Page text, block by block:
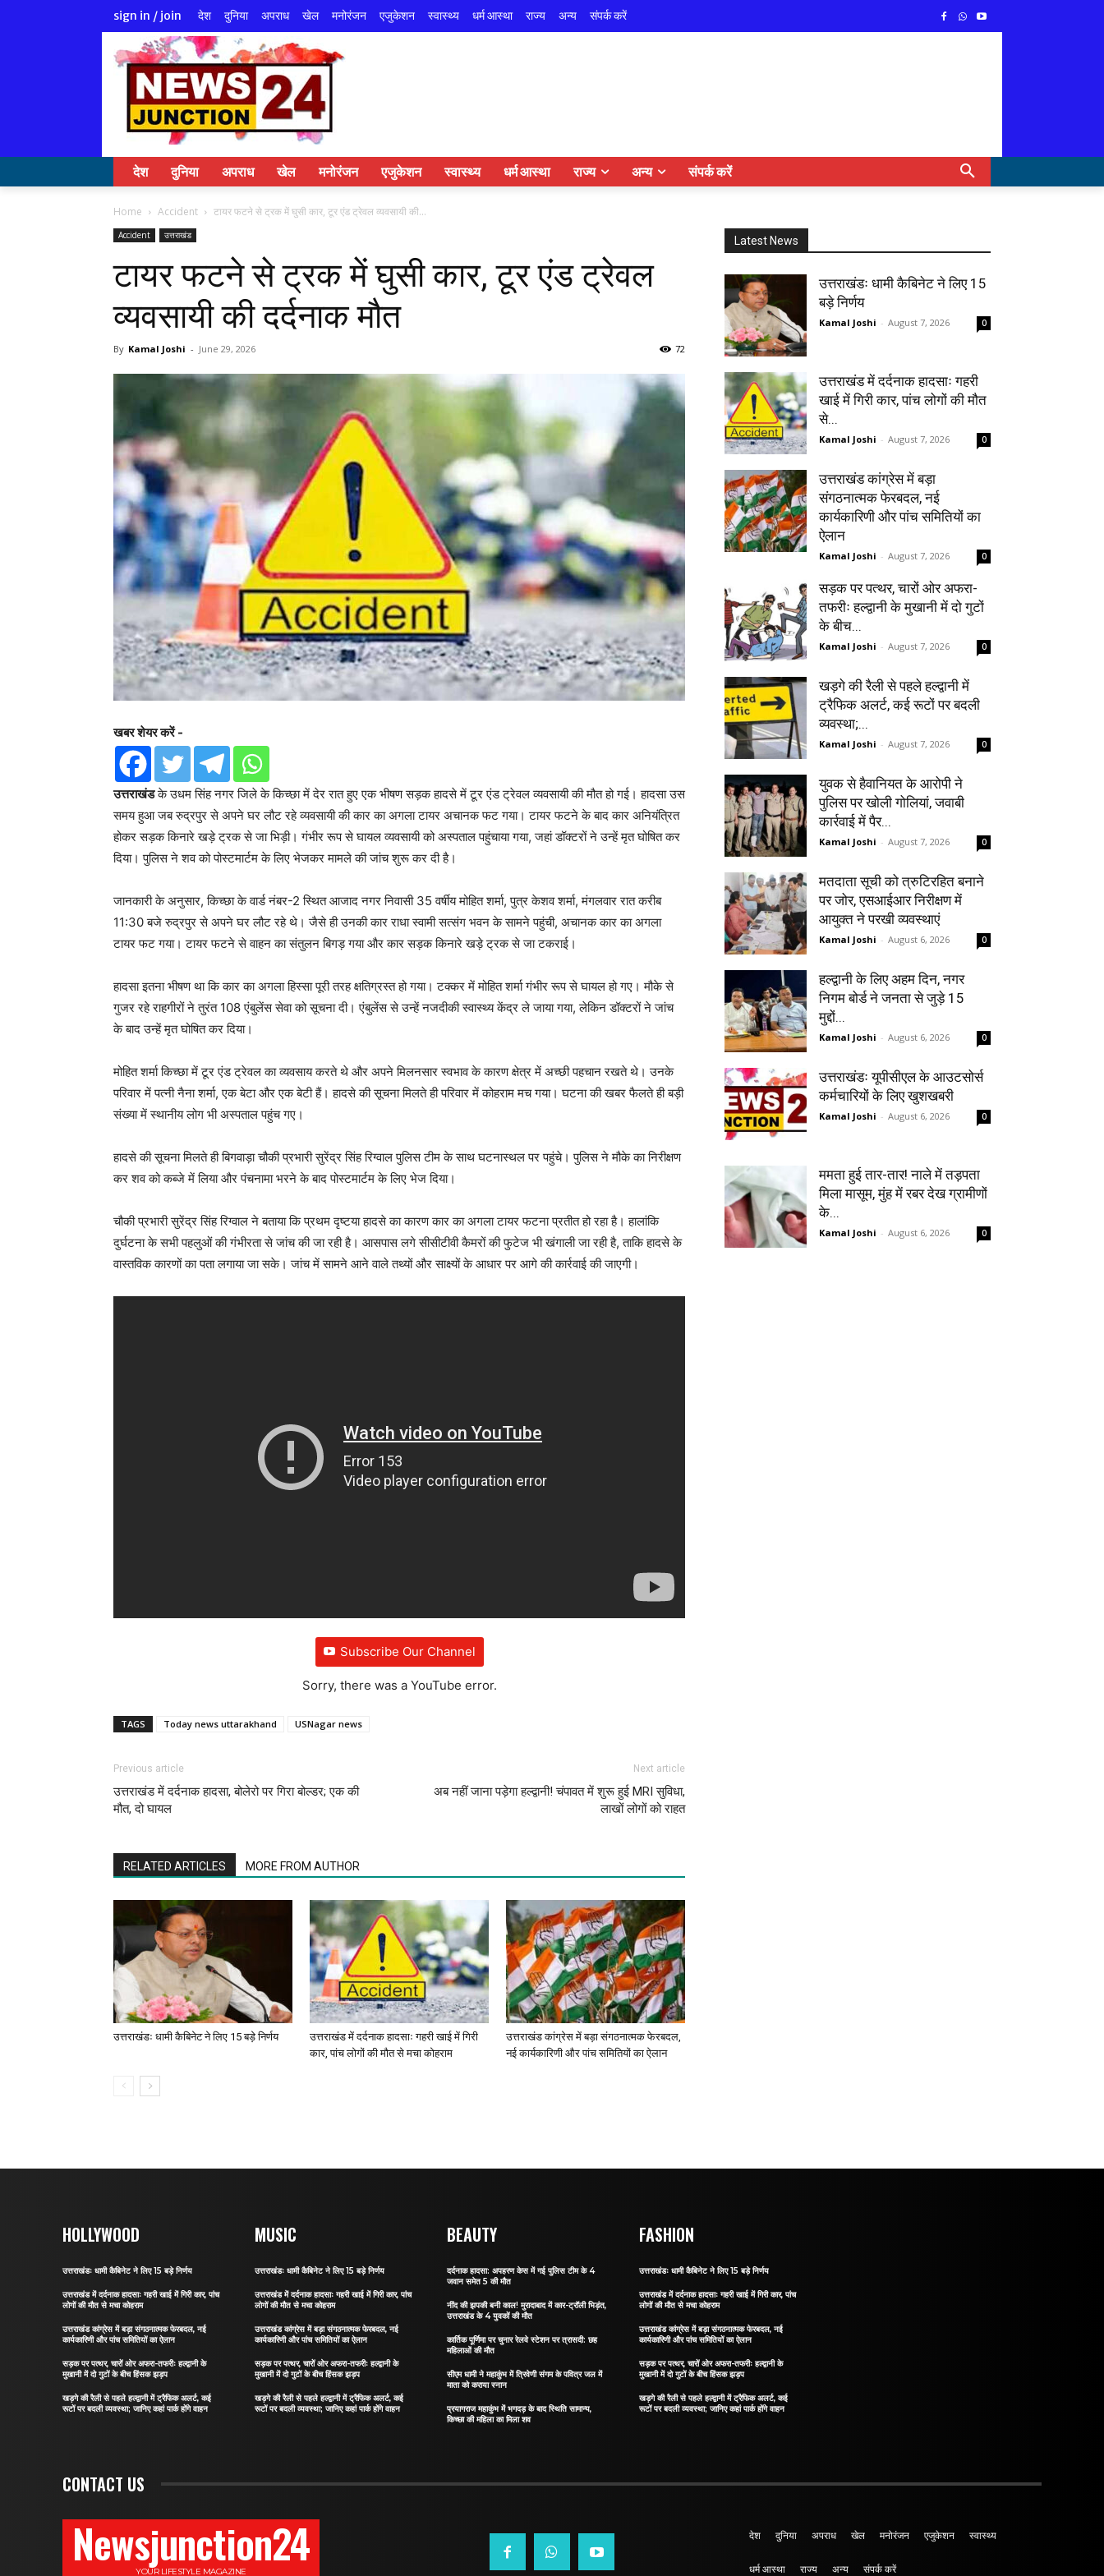
sign in / join देश दुनिया अपराध खेल मनोरंजन एजुकेशन स्वास्थ्य धर्म आस्था राज्य अन्य संपर्क करें
देश दुनिया अपराध खेल मनोरंजन एजुकेशन स्वास्थ्य धर्म आस्था राज्य अन्य संपर्क करें
Home Accident टायर फटने से ट्रक में घुसी कार, टूर एंड ट्रेवल व्यवसायी की...
Accident उत्तराखंड
टायर फटने से ट्रक में घुसी कार, टूर एंड ट्रेवल
व्यवसायी की दर्दनाक मौत
By Kamal Joshi - June 29, 2026 72
खबर शेयर करें -
उत्तराखंडके उधम सिंह नगर जिले के किच्छा में देर रात हुए एक भीषण सड़क हादसे में टूर एंड ट्रेवल व्यवसायी की मौत हो गई। हादसा उस
समय हुआ जब रुद्रपुर से अपने घर लौट रहे व्यवसायी की कार का अगला टायर अचानक फट गया। टायर फटने के बाद कार अनियंत्रित
होकर सड़क किनारे खड़े ट्रक से जा भिड़ी। गंभीर रूप से घायल व्यवसायी को अस्पताल पहुंचाया गया, जहां डॉक्टरों ने उन्हें मृत घोषित कर
दिया। पुलिस ने शव को पोस्टमार्टम के लिए भेजकर मामले की जांच शुरू कर दी है।
जानकारी के अनुसार, किच्छा के वार्ड नंबर-2 स्थित आजाद नगर निवासी 35 वर्षीय मोहित शर्मा, पुत्र केशव शर्मा, मंगलवार रात करीब
11:30 बजे रुद्रपुर से अपने घर लौट रहे थे। जैसे ही उनकी कार राधा स्वामी सत्संग भवन के सामने पहुंची, अचानक कार का अगला
टायर फट गया। टायर फटने से वाहन का संतुलन बिगड़ गया और कार सड़क किनारे खड़े ट्रक से जा टकराई।
हादसा इतना भीषण था कि कार का अगला हिस्सा पूरी तरह क्षतिग्रस्त हो गया। टक्कर में मोहित शर्मा गंभीर रूप से घायल हो गए। मौके से
गुजर रहे राहगीरों ने तुरंत 108 एंबुलेंस सेवा को सूचना दी। एंबुलेंस से उन्हें नजदीकी स्वास्थ्य केंद्र ले जाया गया, लेकिन डॉक्टरों ने जांच
के बाद उन्हें मृत घोषित कर दिया।
मोहित शर्मा किच्छा में टूर एंड ट्रेवल का व्यवसाय करते थे और अपने मिलनसार स्वभाव के कारण क्षेत्र में अच्छी पहचान रखते थे। उनके
परिवार में पत्नी नैना शर्मा, एक बेटा और एक बेटी हैं। हादसे की सूचना मिलते ही परिवार में कोहराम मच गया। घटना की खबर फैलते ही बड़ी
संख्या में स्थानीय लोग भी अस्पताल पहुंच गए।
हादसे की सूचना मिलते ही बिगवाड़ा चौकी प्रभारी सुरेंद्र सिंह रिग्वाल पुलिस टीम के साथ घटनास्थल पर पहुंचे। पुलिस ने मौके का निरीक्षण
कर शव को कब्जे में लिया और पंचनामा भरने के बाद पोस्टमार्टम के लिए भेज दिया।
चौकी प्रभारी सुरेंद्र सिंह रिग्वाल ने बताया कि प्रथम दृष्टया हादसे का कारण कार का अगला टायर फटना प्रतीत हो रहा है। हालांकि
दुर्घटना के सभी पहलुओं की गंभीरता से जांच की जा रही है। आसपास लगे सीसीटीवी कैमरों की फुटेज भी खंगाली जा रही है, ताकि हादसे के
वास्तविक कारणों का पता लगाया जा सके। जांच में सामने आने वाले तथ्यों और साक्ष्यों के आधार पर आगे की कार्रवाई की जाएगी।
Subscribe Our Channel
Sorry, there was a YouTube error.
TAGS Today news uttarakhand USNagar news
Previous article
उत्तराखंड में दर्दनाक हादसा, बोलेरो पर गिरा बोल्डर; एक की
मौत, दो घायल
Next article
अब नहीं जाना पड़ेगा हल्द्वानी! चंपावत में शुरू हुई MRI सुविधा,
लाखों लोगों को राहत
RELATED ARTICLES MORE FROM AUTHOR
उत्तराखंडः धामी कैबिनेट ने लिए 15 बड़े निर्णय
उत्तराखंड में दर्दनाक हादसाः गहरी खाई में गिरी
कार, पांच लोगों की मौत से मचा कोहराम
उत्तराखंड कांग्रेस में बड़ा संगठनात्मक फेरबदल,
नई कार्यकारिणी और पांच समितियों का ऐलान
Latest News
उत्तराखंडः धामी कैबिनेट ने लिए 15
बड़े निर्णय
Kamal Joshi - August 7, 2026 0
उत्तराखंड में दर्दनाक हादसाः गहरी
खाई में गिरी कार, पांच लोगों की मौत
से...
Kamal Joshi - August 7, 2026 0
उत्तराखंड कांग्रेस में बड़ा
संगठनात्मक फेरबदल, नई
कार्यकारिणी और पांच समितियों का
ऐलान
Kamal Joshi - August 7, 2026 0
सड़क पर पत्थर, चारों ओर अफरा-
तफरीः हल्द्वानी के मुखानी में दो गुटों
के बीच...
Kamal Joshi - August 7, 2026 0
खड़गे की रैली से पहले हल्द्वानी में
ट्रैफिक अलर्ट, कई रूटों पर बदली
व्यवस्था;...
Kamal Joshi - August 7, 2026 0
युवक से हैवानियत के आरोपी ने
पुलिस पर खोली गोलियां, जवाबी
कार्रवाई में पैर...
Kamal Joshi - August 7, 2026 0
मतदाता सूची को त्रुटिरहित बनाने
पर जोर, एसआईआर निरीक्षण में
आयुक्त ने परखी व्यवस्थाएं
Kamal Joshi - August 6, 2026 0
हल्द्वानी के लिए अहम दिन, नगर
निगम बोर्ड ने जनता से जुड़े 15
मुद्दों...
Kamal Joshi - August 6, 2026 0
उत्तराखंडः यूपीसीएल के आउटसोर्स
कर्मचारियों के लिए खुशखबरी
Kamal Joshi - August 6, 2026 0
ममता हुई तार-तार! नाले में तड़पता
मिला मासूम, मुंह में रबर देख ग्रामीणों
के...
Kamal Joshi - August 6, 2026 0
HOLLYWOOD
उत्तराखंडः धामी कैबिनेट ने लिए 15 बड़े निर्णय
उत्तराखंड में दर्दनाक हादसाः गहरी खाई में गिरी कार, पांच
लोगों की मौत से मचा कोहराम
उत्तराखंड कांग्रेस में बड़ा संगठनात्मक फेरबदल, नई
कार्यकारिणी और पांच समितियों का ऐलान
सड़क पर पत्थर, चारों ओर अफरा-तफरीः हल्द्वानी के
मुखानी में दो गुटों के बीच हिंसक झड़प
खड़गे की रैली से पहले हल्द्वानी में ट्रैफिक अलर्ट, कई
रूटों पर बदली व्यवस्था; जानिए कहां पार्क होंगे वाहन
MUSIC
उत्तराखंडः धामी कैबिनेट ने लिए 15 बड़े निर्णय
उत्तराखंड में दर्दनाक हादसाः गहरी खाई में गिरी कार, पांच
लोगों की मौत से मचा कोहराम
उत्तराखंड कांग्रेस में बड़ा संगठनात्मक फेरबदल, नई
कार्यकारिणी और पांच समितियों का ऐलान
सड़क पर पत्थर, चारों ओर अफरा-तफरीः हल्द्वानी के
मुखानी में दो गुटों के बीच हिंसक झड़प
खड़गे की रैली से पहले हल्द्वानी में ट्रैफिक अलर्ट, कई
रूटों पर बदली व्यवस्था; जानिए कहां पार्क होंगे वाहन
BEAUTY
दर्दनाक हादसा: अपहरण केस में गई पुलिस टीम के 4
जवान समेत 5 की मौत
नींद की झपकी बनी काल! मुरादाबाद में कार-ट्रॉली भिड़ंत,
उत्तराखंड के 4 युवकों की मौत
कार्तिक पूर्णिमा पर चुनार रेलवे स्टेशन पर त्रासदी: छह
महिलाओं की मौत
सीएम धामी ने महाकुंभ में त्रिवेणी संगम के पवित्र जल में
माता को कराया स्नान
प्रयागराज महाकुंभ में भगदड़ के बाद स्थिति सामान्य,
किच्छा की महिला का मिला शव
FASHION
उत्तराखंडः धामी कैबिनेट ने लिए 15 बड़े निर्णय
उत्तराखंड में दर्दनाक हादसाः गहरी खाई में गिरी कार, पांच
लोगों की मौत से मचा कोहराम
उत्तराखंड कांग्रेस में बड़ा संगठनात्मक फेरबदल, नई
कार्यकारिणी और पांच समितियों का ऐलान
सड़क पर पत्थर, चारों ओर अफरा-तफरीः हल्द्वानी के
मुखानी में दो गुटों के बीच हिंसक झड़प
खड़गे की रैली से पहले हल्द्वानी में ट्रैफिक अलर्ट, कई
रूटों पर बदली व्यवस्था; जानिए कहां पार्क होंगे वाहन
CONTACT US
Newsjunction24
YOUR LIFESTYLE MAGAZINE
देश दुनिया अपराध खेल मनोरंजन एजुकेशन स्वास्थ्य
धर्म आस्था राज्य अन्य संपर्क करें